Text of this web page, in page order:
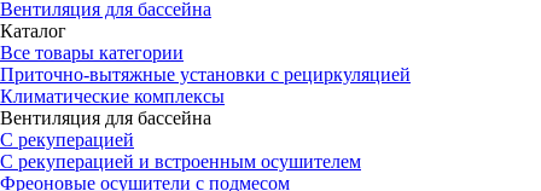
Вентиляция для бассейна
Каталог
Все товары категории
Приточно-вытяжные установки с рециркуляцией
Климатические комплексы
Вентиляция для бассейна
С рекуперацией
С рекуперацией и встроенным осушителем
Фреоновые осушители с подмесом